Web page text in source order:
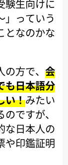
験生向けに
」っていう
となのかな
の方で、会
も日本語分
い！みたい
ですが、
な日本人の
や印鑑証明